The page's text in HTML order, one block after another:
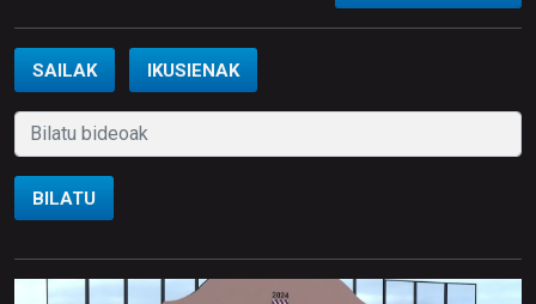
SAILAK IKUSIENAK
BILATU